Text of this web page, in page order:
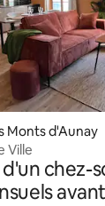
Monts d'Aunay
Ville
chez-